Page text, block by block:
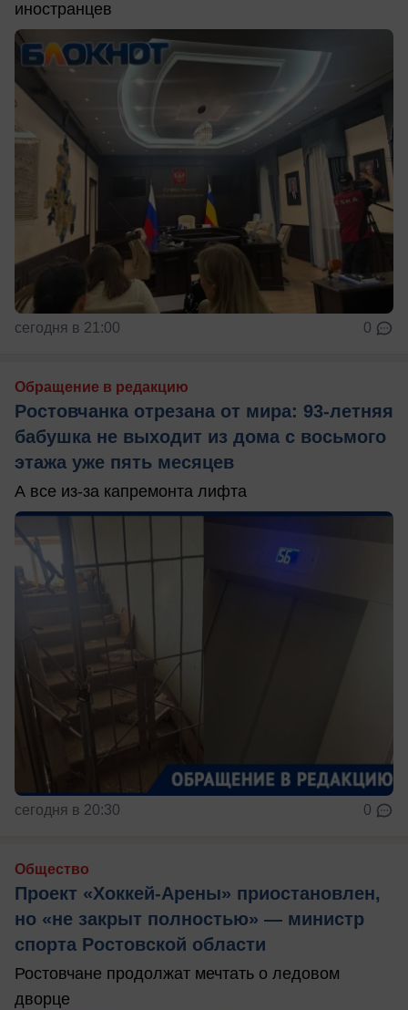
иностранцев
сегодня в 21:00 0
Обращение в редакцию
Ростовчанка отрезана от мира: 93-летняя
бабушка не выходит из дома с восьмого
этажа уже пять месяцев
А все из-за капремонта лифта
сегодня в 20:30 0
Общество
Проект «Хоккей-Арены» приостановлен,
но «не закрыт полностью» — министр
спорта Ростовской области
Ростовчане продолжат мечтать о ледовом
дворце